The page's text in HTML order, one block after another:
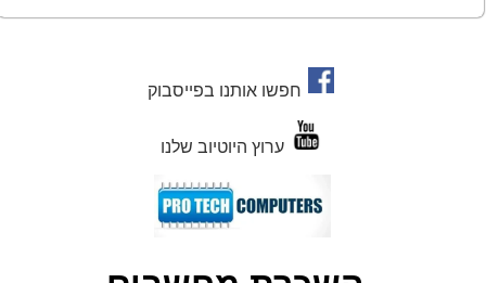
חפשו אותנו בפייסבוק
ערוץ היוטיוב שלנו